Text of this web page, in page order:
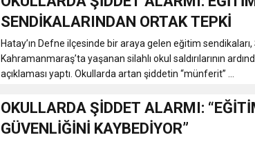
SENDİKALARINDAN ORTAK TEPKİ
Hatay’ın Defne ilçesinde bir araya gelen eğitim sendikaları,
Kahramanmaraş’ta yaşanan silahlı okul saldırılarının
açıklaması yaptı. Okullarda artan şiddetin “münferit” ...
OKULLARDA ŞİDDET ALARMI:
GÜVENLİĞİNİ KAYBEDİYOR”